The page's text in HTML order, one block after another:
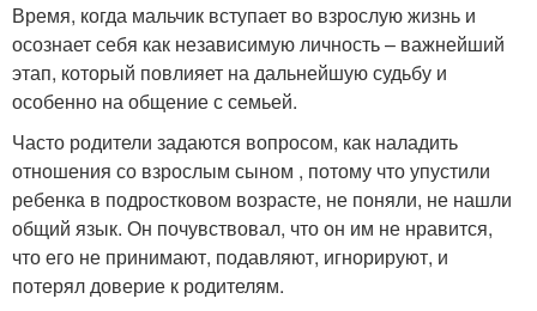
Время, когда мальчик вступает во взрослую жизнь и
осознает себя как независимую личность – важнейший
этап, который повлияет на дальнейшую судьбу и
особенно на общение с семьей.
Часто родители задаются вопросом, как наладить
отношения со взрослым сыном , потому что упустили
ребенка в подростковом возрасте, не поняли, не нашли
общий язык. Он почувствовал, что он им не нравится,
что его не принимают, подавляют, игнорируют, и
потерял доверие к родителям.